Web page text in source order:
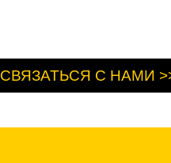
СВЯЗАТЬСЯ С НАМИ